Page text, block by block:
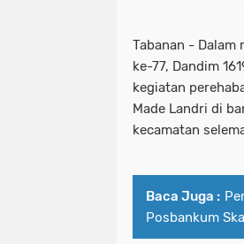
Tabanan - Dalam
ke-77, Dandim
kegiatan
Made Landri di
kecamatan
Baca Juga :
Posbankum